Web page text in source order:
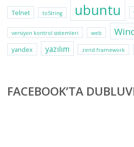
Telnet toString ubuntu
versiyon kontrol sistemleri web
yandex
yazılım zend framework
FACEBOOK’TA